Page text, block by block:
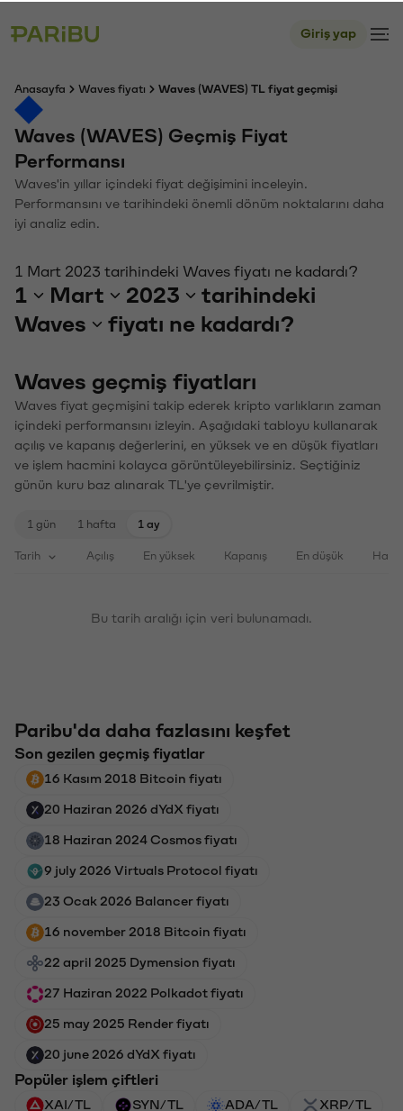
Giriş yap
Anasayfa Waves fiyatı Waves (WAVES) TL fiyat geçmişi
Waves (WAVES) Geçmiş Fiyat
Performansı
Waves'in yıllar içindeki fiyat değişimini inceleyin.
Performansını ve tarihindeki önemli dönüm noktalarını daha
iyi analiz edin.
1 Mart 2023 tarihindeki Waves fiyatı ne kadardı?
1 Mart 2023
tarihindeki
Waves
fiyatı ne kadardı?
Waves geçmiş fiyatları
Waves fiyat geçmişini takip ederek kripto varlıkların zaman
içindeki performansını izleyin. Aşağıdaki tabloyu kullanarak
açılış ve kapanış değerlerini, en yüksek ve en düşük fiyatları
ve işlem hacmini kolayca görüntüleyebilirsiniz. Seçtiğiniz
günün kuru baz alınarak TL'ye çevrilmiştir.
1 gün 1 hafta 1 ay
Tarih Açılış En yüksek Kapanış En düşük
Bu tarih aralığı için veri bulunamadı.
Paribu'da daha fazlasını keşfet
Son gezilen geçmiş fiyatlar
16 Kasım 2018 Bitcoin fiyatı
20 Haziran 2026 dYdX fiyatı
18 Haziran 2024 Cosmos fiyatı
9 july 2026 Virtuals Protocol fiyatı
23 Ocak 2026 Balancer fiyatı
16 november 2018 Bitcoin fiyatı
22 april 2025 Dymension fiyatı
27 Haziran 2022 Polkadot fiyatı
25 may 2025 Render fiyatı
20 june 2026 dYdX fiyatı
Popüler işlem çiftleri
XAI/TL SYN/TL ADA/TL XRP/TL